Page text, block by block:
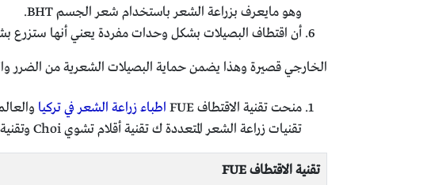
وهو مايعرف بزراعة الشعر باستخدام شعر الجسم BHT.
أن اقتطاف البصيلات بشكل وحدات مفردة يعني أنها ستزرع
الخارجي قصيرة وهذا يضمن حماية البصيلات الشعرية من الضرر
منحت تقنية الاقتطاف FUE اطباء زراعة الشعر في تركيا
تقنيات زراعة الشعر المتعددة ك تقنية أقلام تشوي Choi وتقنية القنوات المائلة OSL وغيرها .
تقنية الاقتطافFUE